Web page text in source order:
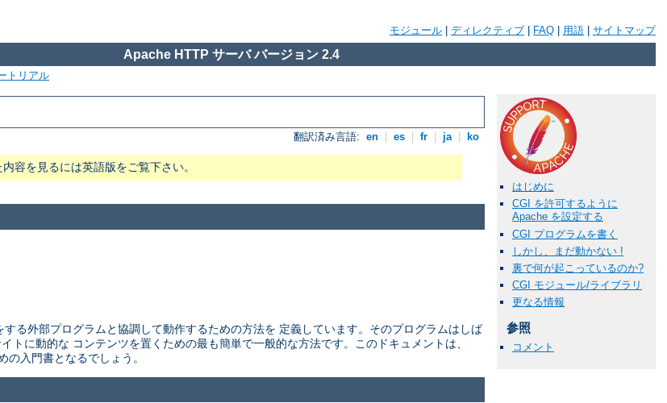
モジュール ディレクティブ FAQ 用語 サイトマップ
Apache HTTP サーバ バージョン 2.4
トリアル
翻訳済み言語: en es fr ja ko
容を見るには英語版をご覧下さい。
はじめに
CGI を許可するように
Apache を設定する
CGI プログラムを書く
しかし、まだ動かない !
裏で何が起こっているのか?
CGI モジュール/ライブラリ
更なる情報
参照
コメント
る外部プログラムと協調して動作するための方法を 定義しています。そのプログラムはしば
に動的な コンテンツを置くための最も簡単で一般的な方法です。このドキュメントは、
入門書となるでしょう。